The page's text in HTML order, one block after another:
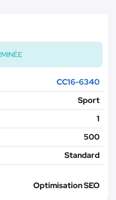
CC16-6340
Sport
1
500
Standard
Optimisation SEO